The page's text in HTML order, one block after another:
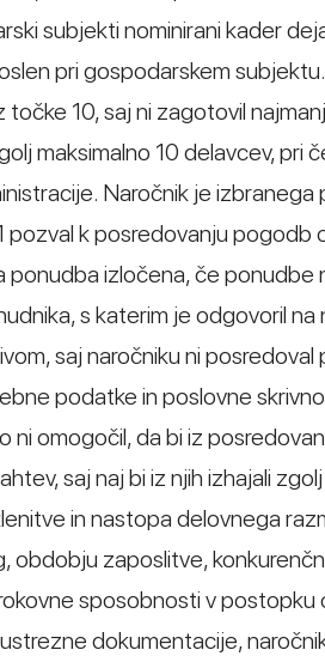
subjekti nominirani kader
pri gospodarskem
točke 10, saj ni zagotovil
maksimalno 10 delavcev, pri
Naročnik je
pozval k posredovanju
ponudba izločena, če ponudbe
s katerim je odgovoril na
saj naročniku ni
podatke in poslovne
ni omogočil, da bi iz
saj naj bi iz njih izhajali
in nastopa delovnega
obdobju zaposlitve,
sposobnosti v
dokumentacije,